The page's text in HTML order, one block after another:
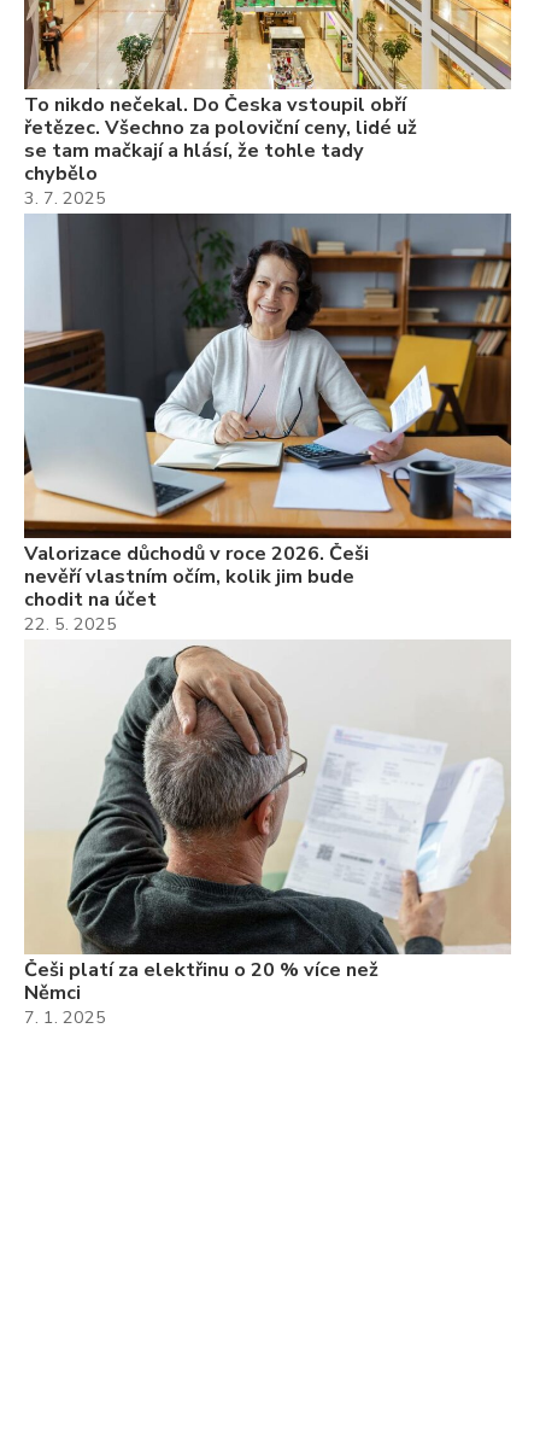
To nikdo nečekal. Do Česka vstoupil obří
řetězec. Všechno za poloviční ceny, lidé už
se tam mačkají a hlásí, že tohle tady
chybělo
3. 7. 2025
Valorizace důchodů v roce 2026. Češi
nevěří vlastním očím, kolik jim bude
chodit na účet
22. 5. 2025
Češi platí za elektřinu o 20 % více než
Němci
7. 1. 2025